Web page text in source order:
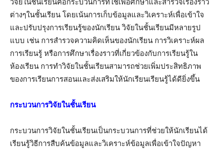
ต่างๆในชั้นเรียน โดยเน้นการเก็บข้อมูลและวิเคราะห์เพื่อเข้าใจ
และปรับปรุงการเรียนรู้ของนักเรียน วิจัยในชั้นเรียนมีหลายรูป
แบบ เช่น การสำรวจความคิดเห็นของนักเรียน การวิเคราะห์ผล
การเรียนรู้ หรือการศึกษาเรื่องราวที่เกี่ยวข้องกับการเรียนรู้ใน
ห้องเรียน การทำวิจัยในชั้นเรียนสามารถช่วยเพิ่มประสิทธิภาพ
ของการเรียนการสอนและส่งเสริมให้นักเรียนเรียนรู้ได้ดียิ่งขึ้น
กระบวนการวิจัยในชั้นเรียน
กระบวนการวิจัยในชั้นเรียนเป็นกระบวนการที่ช่วยให้นักเรียนได้
เรียนรู้วิธีการสืบค้นข้อมูลและวิเคราะห์ข้อมูลเพื่อเข้าใจปัญหา